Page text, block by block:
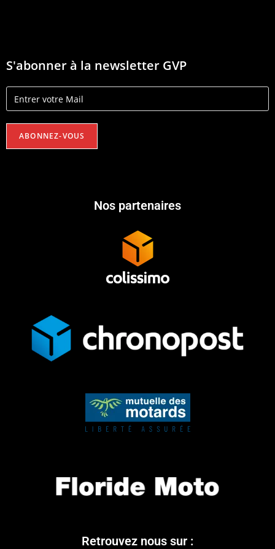
S'abonner à la newsletter GVP
Nos partenaires
Retrouvez nous sur :